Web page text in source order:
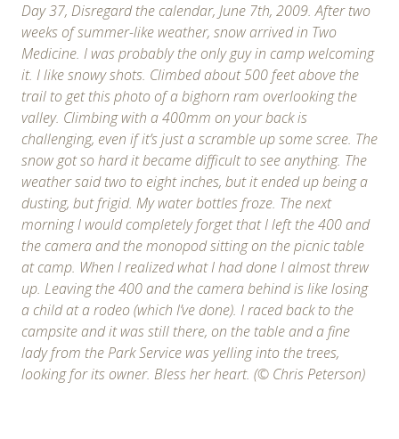
Day 37, Disregard the calendar, June 7th, 2009. After two
weeks of summer-like weather, snow arrived in Two
Medicine. I was probably the only guy in camp welcoming
it. I like snowy shots. Climbed about 500 feet above the
trail to get this photo of a bighorn ram overlooking the
valley. Climbing with a 400mm on your back is
challenging, even if it’s just a scramble up some scree. The
snow got so hard it became difficult to see anything. The
weather said two to eight inches, but it ended up being a
dusting, but frigid. My water bottles froze. The next
morning I would completely forget that I left the 400 and
the camera and the monopod sitting on the picnic table
at camp. When I realized what I had done I almost threw
up. Leaving the 400 and the camera behind is like losing
a child at a rodeo (which I’ve done). I raced back to the
campsite and it was still there, on the table and a fine
lady from the Park Service was yelling into the trees,
looking for its owner. Bless her heart. (© Chris Peterson)